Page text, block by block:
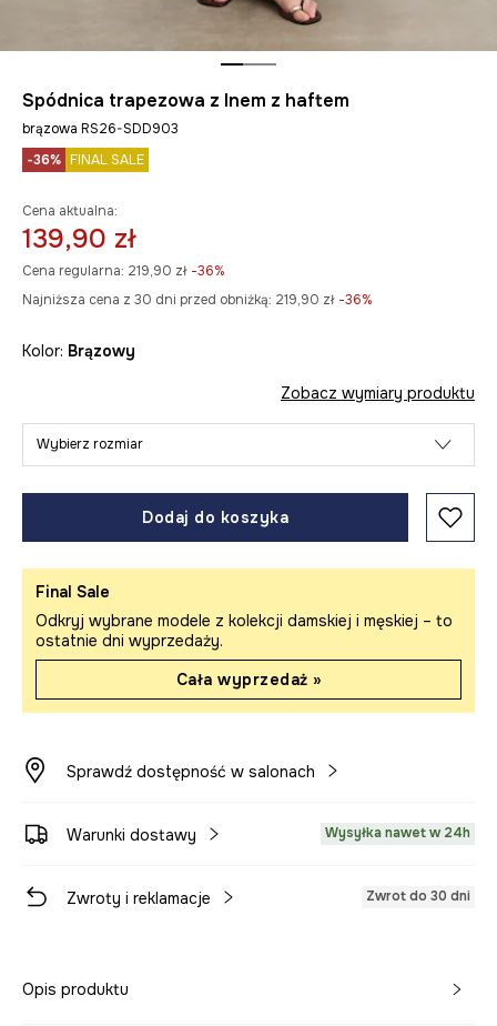
Spódnica trapezowa z lnem z haftem
brązowa RS26-SDD903
-36% FINAL SALE
Cena aktualna:
139,90 zł
Cena regularna: 219,90 zł -36%
Najniższa cena z 30 dni przed obniżką: 219,90 zł -36%
Kolor: brązowy
Zobacz wymiary produktu
Wybierz rozmiar
Dodaj do koszyka
Final Sale
Odkryj wybrane modele z kolekcji damskiej i męskiej – to
ostatnie dni wyprzedaży.
Cała wyprzedaż »
Sprawdź dostępność w salonach
Warunki dostawy Wysyłka nawet w 24h
Zwroty i reklamacje Zwrot do 30 dni
Opis produktu